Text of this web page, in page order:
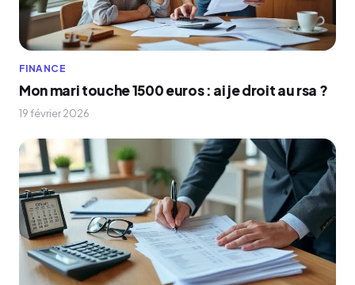
FINANCE
Mon mari touche 1500 euros : ai je droit au rsa ?
19 février 2026